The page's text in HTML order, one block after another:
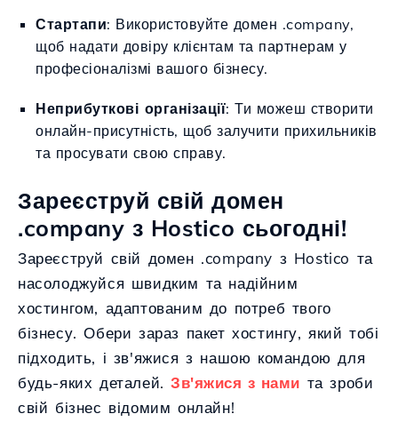
Стартапи: Використовуйте домен .company,
щоб надати довіру клієнтам та партнерам у
професіоналізмі вашого бізнесу.
Неприбуткові організації: Ти можеш створити
онлайн-присутність, щоб залучити прихильників
та просувати свою справу.
Зареєструй свій домен
.company з Hostico сьогодні!
Зареєструй свій домен .company з Hostico та
насолоджуйся швидким та надійним
хостингом, адаптованим до потреб твого
бізнесу. Обери зараз пакет хостингу, який тобі
підходить, і зв'яжися з нашою командою для
будь-яких деталей.Зв'яжися з нами та зроби
свій бізнес відомим онлайн!